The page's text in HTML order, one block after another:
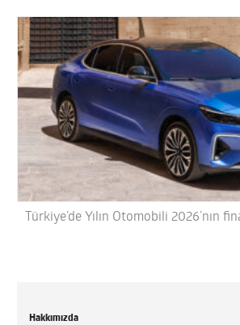
Türkiye’de Yılın Otomobili 2026’nın
Hakkımızda